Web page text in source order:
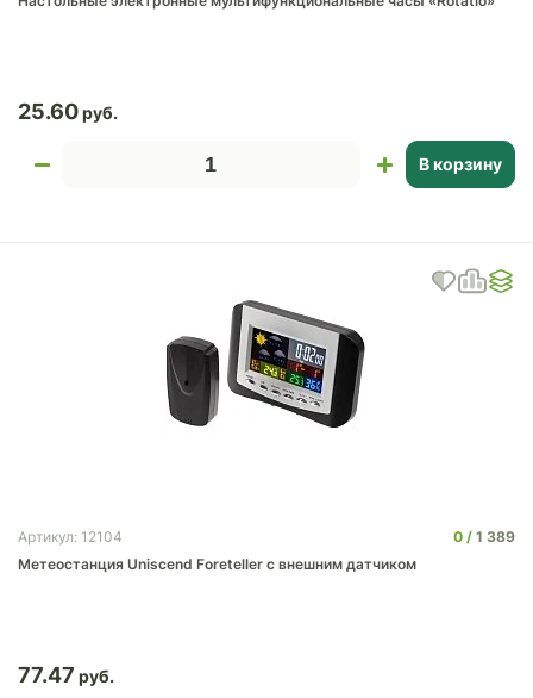
25.60
В корзину
Артикул: 12104 0
1 389
Метеостанция Uniscend Foreteller с внешним датчиком
77.47